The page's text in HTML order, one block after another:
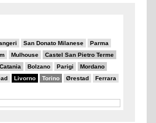
San Donato Milanese Parma
Mulhouse Castel San Pietro Terme
Catania Bolzano Parigi Mordano
Livorno Torino Ørestad Ferrara